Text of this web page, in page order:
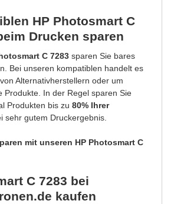
HP Photosmart C
Drucken sparen
C 7283 sparen Sie bares
Bei unseren kompatiblen handelt es
Alternativherstellern oder um
Produkte. In der Regel sparen Sie
Produkten bis zu 80% Ihrer
sehr gutem Druckergebnis.
mit unseren HP Photosmart C
C 7283 bei
kaufen